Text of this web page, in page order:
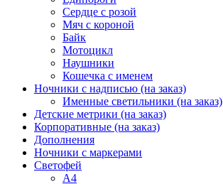
Сердце с розой
Мяч с короной
Байк
Мотоцикл
Наушники
Кошечка с именем
Ночники с надписью (на заказ)
Именные светильники (на заказ)
Детские метрики (на заказ)
Корпоративные (на заказ)
Дополнения
Ночники с маркерами
Светофей
А4